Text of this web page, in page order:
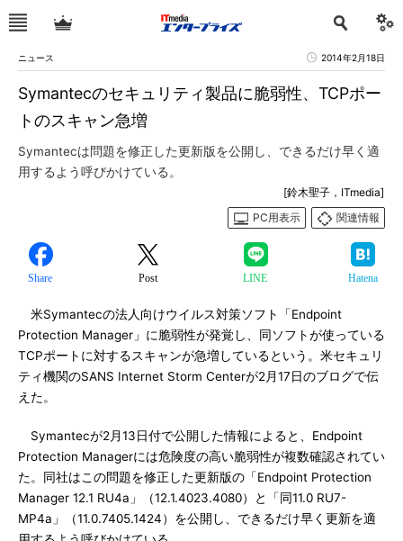
ニュース 2014年2月18日
Symantecのセキュリティ製品に脆弱性、TCPポー
トのスキャン急増
Symantecは問題を修正した更新版を公開し、できるだけ早く適
用するよう呼びかけている。
[鈴木聖子，ITmedia]
PC用表示
関連情報
Share Post LINE Hatena
米Symantecの法人向けウイルス対策ソフト「Endpoint
Protection Manager」に脆弱性が発覚し、同ソフトが使っている
TCPポートに対するスキャンが急増しているという。米セキュリ
ティ機関のSANS Internet Storm Centerが2月17日のブログで伝
えた。
Symantecが2月13日付で公開した情報によると、Endpoint
Protection Managerには危険度の高い脆弱性が複数確認されてい
た。同社はこの問題を修正した更新版の「Endpoint Protection
Manager 12.1 RU4a」（12.1.4023.4080）と「同11.0 RU7-
MP4a」（11.0.7405.1424）を公開し、できるだけ早く更新を適